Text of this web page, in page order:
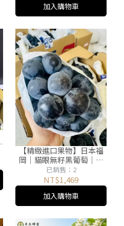
加入購物車
【精緻進口果物】日本福
岡｜貓眼無籽黑葡萄｜濃
甜爆汁．豐潤厚實｜一房
600g
已銷售：2
NT$1,469
加入購物車